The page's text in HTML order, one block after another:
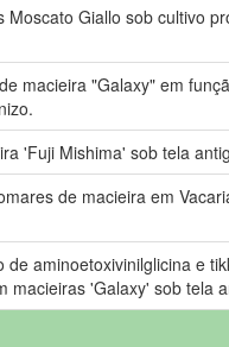
Moscato Giallo sob cultivo
macieira "Galaxy" em
'Fuji Mishima' sob tela
de macieira em
de aminoetoxivinilglicina e
macieiras 'Galaxy' sob tela